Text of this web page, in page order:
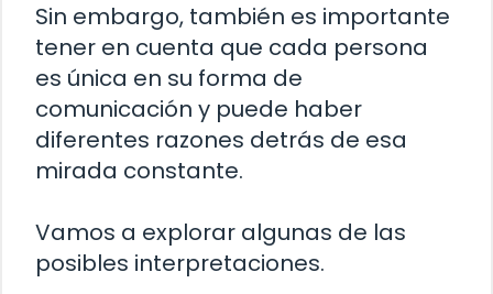
Sin embargo, también es importante
tener en cuenta que cada persona
es única en su forma de
comunicación y puede haber
diferentes razones detrás de esa
mirada constante.
Vamos a explorar algunas de las
posibles interpretaciones.